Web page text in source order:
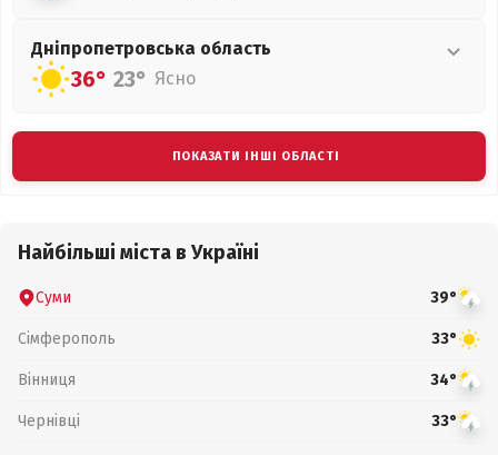
Дніпропетровська область
36° 23° Ясно
ПОКАЗАТИ ІНШІ ОБЛАСТІ
Найбільші міста в Україні
Суми 39°
Сімферополь 33°
Вінниця 34°
Чернівці 33°